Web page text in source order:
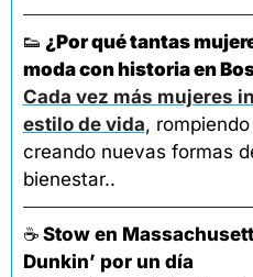
👟 ¿Por qué tantas
moda con historia en
Cada vez más mujeres
estilo de vida,
creando nuevas formas
bienestar..
☕ Stow en
Dunkin’ por un día